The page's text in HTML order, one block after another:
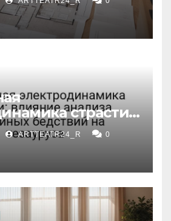
и документация
страсти:
бедствий на
ARTTEATR24_R 0